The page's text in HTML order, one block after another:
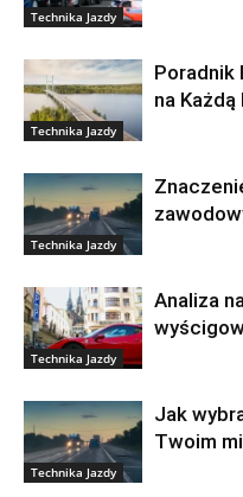
Technika Jazdy
Technika Jazdy
Poradnik
na
Technika Jazdy
Technika Jazdy
Analiza
Technika Jazdy
Jak
Twoim